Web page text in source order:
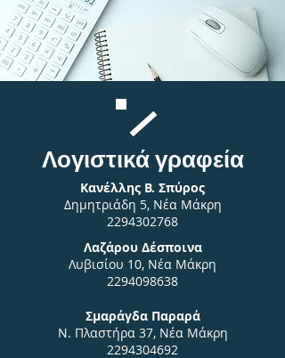
Λογιστικά γραφεία
Κανέλλης Β. Σπύρος
Δημητριάδη 5, Νέα Μάκρη
2294302768
Λαζάρου Δέσποινα
Λυβισίου 10, Νέα Μάκρη
2294098638
Σμαράγδα Παραρά
Ν. Πλαστήρα 37, Νέα Μάκρη
2294304692